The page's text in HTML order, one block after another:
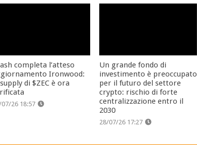
completa l’atteso
Ironwood:
supply di $ZEC è ora
07/26 18:57
Un grande fondo di
investimento è preoccupato
per il futuro del settore
crypto: rischio di forte
centralizzazione entro il
2030
28/07/26 17:27